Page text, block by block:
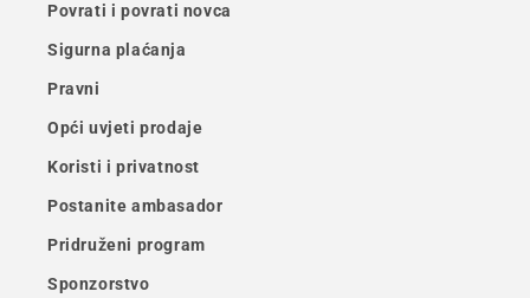
Povrati i povrati novca
Sigurna plaćanja
Pravni
Opći uvjeti prodaje
Koristi i privatnost
Postanite ambasador
Pridruženi program
Sponzorstvo